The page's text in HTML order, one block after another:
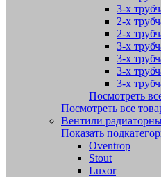
3-х
2-х
2-х
3-х
3-х
3-х
3-х
Посмотреть
Посмотреть все
Вентили
Показать
Oventrop
Stout
Luxor